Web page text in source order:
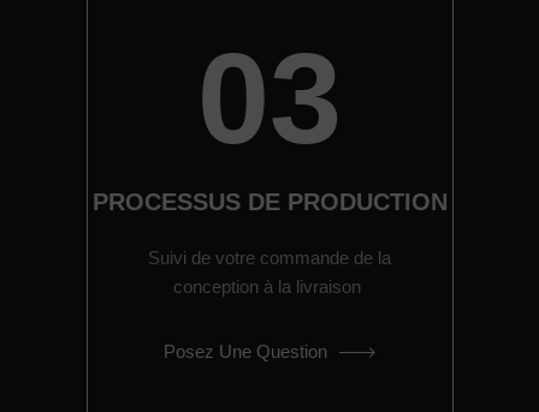
03
PROCESSUS DE PRODUCTION
Suivi de votre commande de la
conception à la livraison
Posez Une Question